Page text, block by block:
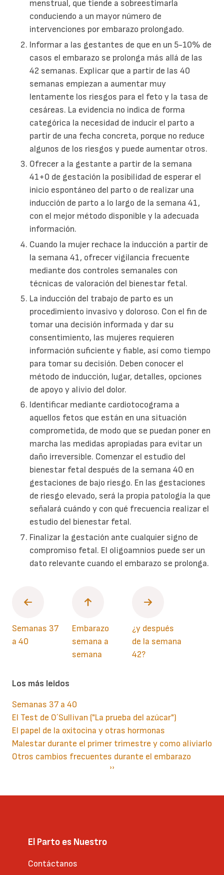
menstrual, que tiende a sobreestimarla
conduciendo a un mayor número de
intervenciones por embarazo prolongado.
Informar a las gestantes de que en un 5-10% de
casos el embarazo se prolonga más allá de las
42 semanas. Explicar que a partir de las 40
semanas empiezan a aumentar muy
lentamente los riesgos para el feto y la tasa de
cesáreas. La evidencia no indica de forma
categórica la necesidad de inducir el parto a
partir de una fecha concreta, porque no reduce
algunos de los riesgos y puede aumentar otros.
Ofrecer a la gestante a partir de la semana
41+0 de gestación la posibilidad de esperar el
inicio espontáneo del parto o de realizar una
inducción de parto a lo largo de la semana 41,
con el mejor método disponible y la adecuada
información.
Cuando la mujer rechace la inducción a partir de
la semana 41, ofrecer vigilancia frecuente
mediante dos controles semanales con
técnicas de valoración del bienestar fetal.
La inducción del trabajo de parto es un
procedimiento invasivo y doloroso. Con el fin de
tomar una decisión informada y dar su
consentimiento, las mujeres requieren
información suficiente y fiable, así como tiempo
para tomar su decisión. Deben conocer el
método de inducción, lugar, detalles, opciones
de apoyo y alivio del dolor.
Identificar mediante cardiotocograma a
aquellos fetos que están en una situación
comprometida, de modo que se puedan poner en
marcha las medidas apropiadas para evitar un
daño irreversible. Comenzar el estudio del
bienestar fetal después de la semana 40 en
gestaciones de bajo riesgo. En las gestaciones
de riesgo elevado, será la propia patología la que
señalará cuándo y con qué frecuencia realizar el
estudio del bienestar fetal.
Finalizar la gestación ante cualquier signo de
compromiso fetal. El oligoamnios puede ser un
dato relevante cuando el embarazo se prolonga.
Semanas 37
a 40
Embarazo
semana a
semana
¿y después
de la semana
42?
Los más leidos
Semanas 37 a 40
El Test de O´Sullivan ("La prueba del azúcar")
El papel de la oxitocina y otras hormonas
Malestar durante el primer trimestre y como aliviarlo
Otros cambios frecuentes durante el embarazo
Siguiente
››
El Parto es Nuestro
Contáctanos